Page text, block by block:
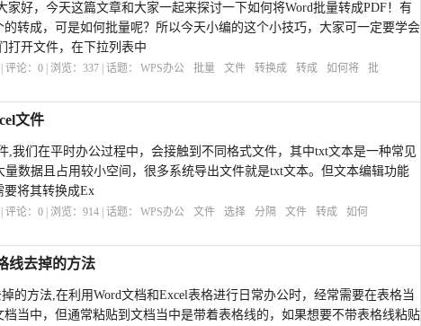
家好，今天这篇文章和大家一起来探讨一下如何将Word批量转成PDF！有
转成，可是如何批量呢？所以今天小编的这个小技巧，大家可一定要学会
打开文件，在下拉列表中
评论：0 | 浏览：337 | 话题： WPS办公 批量 文件 转换成 转成 如何将
批
文件
,我们在平时办公过程中，会接触到不同格式文件，其中txt文本是一种常见
数据且占用较小空间，很多系统导出文件就是txt文本。但文本编辑功能
要将其转换成Ex
评论：0 | 浏览：914 | 话题： WPS办公 文件 选择 分隔 文件 转成
如何
线去掉的方法
的方法,在利用Word文档和Excel表格进行日常办公时，经常需要在表格当
当中，但通常粘贴到文档当中是带着表格线的，如果想要不带表格线粘贴